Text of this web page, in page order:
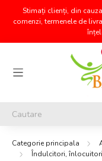
Stimați clienți, din
comenzi, termenele de
Îndulcitori,